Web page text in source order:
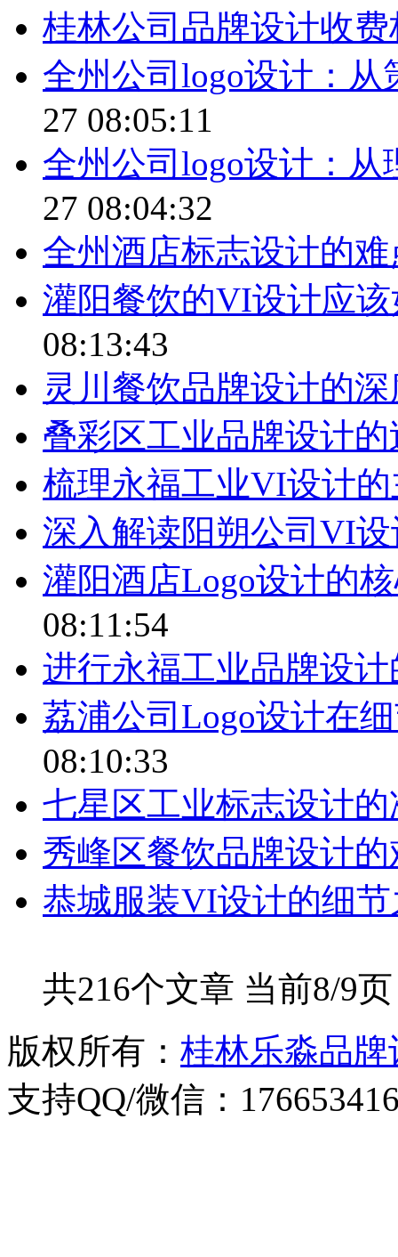
桂林公司品牌设计收
全州公司logo设计：
27 08:05:11
全州公司logo设计：
27 08:04:32
全州酒店标志设计的
灌阳餐饮的VI设计应
08:13:43
灵川餐饮品牌设计的
叠彩区工业品牌设计的
梳理永福工业VI设计
深入解读阳朔公司VI
灌阳酒店Logo设计的
08:11:54
进行永福工业品牌设
荔浦公司Logo设计在
08:10:33
七星区工业标志设计
秀峰区餐饮品牌设计
恭城服装VI设计的细
共216个文章 当前8/9
版权所有： 桂林乐淼品
支持QQ/微信：